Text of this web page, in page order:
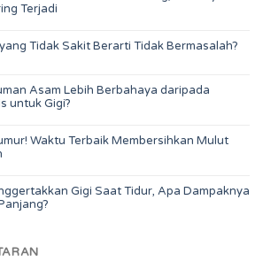
Terjadi
Tidak Sakit Berarti Tidak Bermasalah?
Asam Lebih Berbahaya daripada
untuk Gigi?
Waktu Terbaik Membersihkan Mulut
Gigi Saat Tidur, Apa Dampaknya